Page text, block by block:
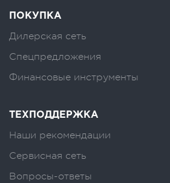
ПОКУПКА
Дилерская сеть
Спецпредложения
Финансовые инструменты
ТЕХПОДДЕРЖКА
Наши рекомендации
Сервисная сеть
Вопросы-ответы